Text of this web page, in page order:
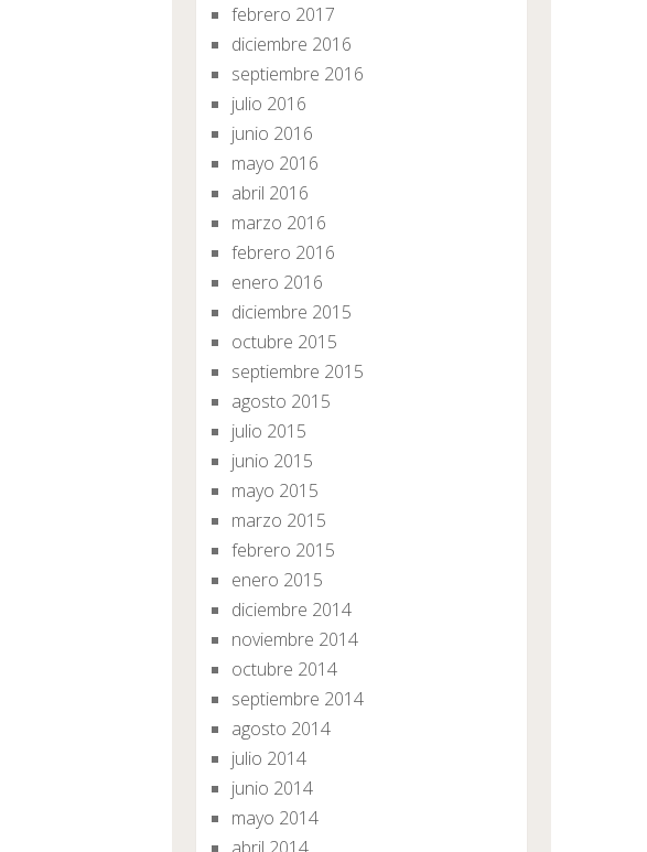
febrero 2017
diciembre 2016
septiembre 2016
julio 2016
junio 2016
mayo 2016
abril 2016
marzo 2016
febrero 2016
enero 2016
diciembre 2015
octubre 2015
septiembre 2015
agosto 2015
julio 2015
junio 2015
mayo 2015
marzo 2015
febrero 2015
enero 2015
diciembre 2014
noviembre 2014
octubre 2014
septiembre 2014
agosto 2014
julio 2014
junio 2014
mayo 2014
abril 2014